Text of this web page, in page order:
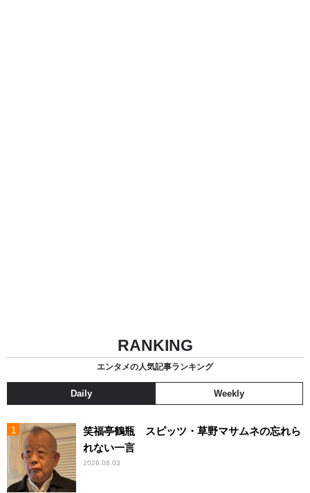
RANKING
エンタメの人気記事ランキング
Daily Weekly
笑福亭鶴瓶 スピッツ・草野マサムネの忘れら
れない一言
2026.08.03